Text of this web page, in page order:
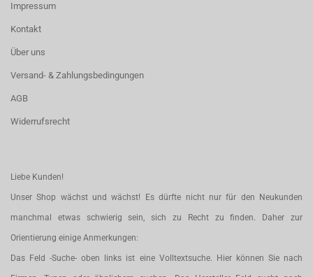
Impressum
Kontakt
Über uns
Versand- & Zahlungsbedingungen
AGB
Widerrufsrecht
Liebe Kunden!
Unser Shop wächst und wächst! Es dürfte nicht nur für den Neukunden
manchmal etwas schwierig sein, sich zu Recht zu finden. Daher zur
Orientierung einige Anmerkungen:
Das Feld -Suche- oben links ist eine Volltextsuche. Hier können Sie nach